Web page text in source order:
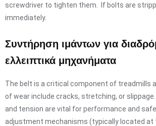
screwdriver to tighten them. If bolts are
immediately.
Συντήρηση ιμάντων για
ελλειπτικά μηχανήματα
The belt is a critical component of treadmills
of wear include cracks, stretching, or
and tension are vital for performance and
adjustment mechanisms (typically located at